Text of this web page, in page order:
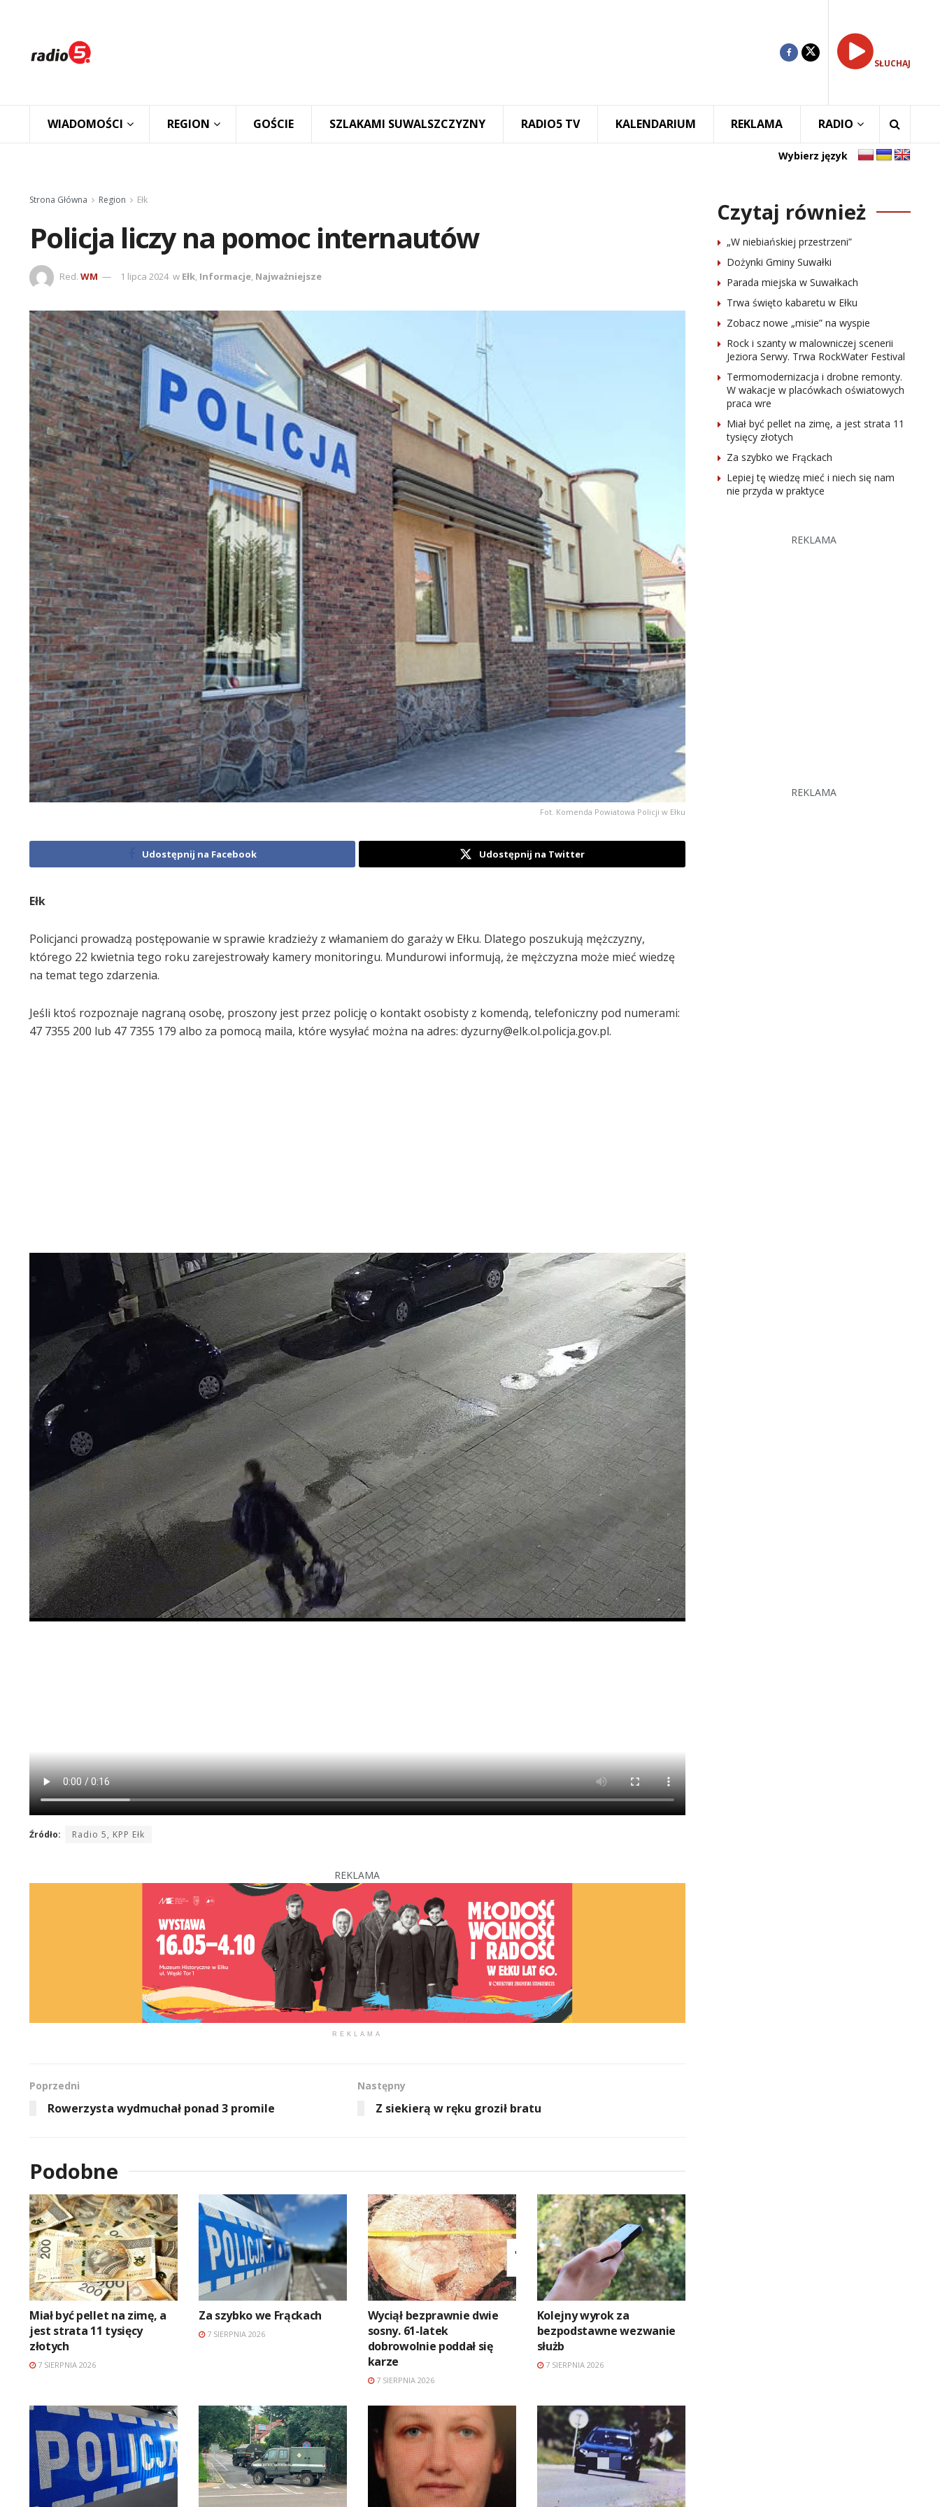
SŁUCHAJ
WIADOMOŚCI REGION GOŚCIE SZLAKAMI SUWALSZCZYZNY RADIO5 TV KALENDARIUM REKLAMA RADIO
Wybierz język
Strona Główna Region Ełk
Policja liczy na pomoc internautów
Red. WM 1 lipca 2024 w Ełk, Informacje, Najważniejsze
Fot. Komenda Powiatowa Policji w Ełku
Udostępnij na Facebook Udostępnij na Twitter
Ełk
Policjanci prowadzą postępowanie w sprawie kradzieży z włamaniem do garaży w Ełku. Dlatego poszukują mężczyzny,
którego 22 kwietnia tego roku zarejestrowały kamery monitoringu. Mundurowi informują, że mężczyzna może mieć wiedzę
na temat tego zdarzenia.
Jeśli ktoś rozpoznaje nagraną osobę, proszony jest przez policję o kontakt osobisty z komendą, telefoniczny pod numerami:
47 7355 200 lub 47 7355 179 albo za pomocą maila, które wysyłać można na adres: dyzurny@elk.ol.policja.gov.pl.
Źródło: Radio 5, KPP Ełk
REKLAMA
REKLAMA
Poprzedni
Rowerzysta wydmuchał ponad 3 promile
Następny
Z siekierą w ręku groził bratu
Podobne
Miał być pellet na zimę, a
jest strata 11 tysięcy
złotych
7 SIERPNIA 2026
Za szybko we Frąckach
7 SIERPNIA 2026
Wyciął bezprawnie dwie
sosny. 61-latek
dobrowolnie poddał się
karze
7 SIERPNIA 2026
Kolejny wyrok za
bezpodstawne wezwanie
służb
7 SIERPNIA 2026
Czytaj również
„W niebiańskiej przestrzeni”
Dożynki Gminy Suwałki
Parada miejska w Suwałkach
Trwa święto kabaretu w Ełku
Zobacz nowe „misie” na wyspie
Rock i szanty w malowniczej scenerii
Jeziora Serwy. Trwa RockWater Festival
Termomodernizacja i drobne remonty.
W wakacje w placówkach oświatowych
praca wre
Miał być pellet na zimę, a jest strata 11
tysięcy złotych
Za szybko we Frąckach
Lepiej tę wiedzę mieć i niech się nam
nie przyda w praktyce
REKLAMA
REKLAMA